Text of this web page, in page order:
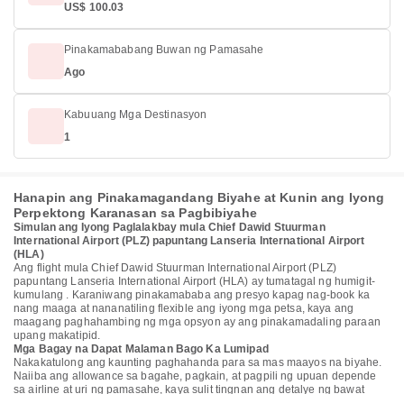
US$ 100.03
Pinakamababang Buwan ng Pamasahe
Ago
Kabuuang Mga Destinasyon
1
Hanapin ang Pinakamagandang Biyahe at Kunin ang Iyong
Perpektong Karanasan sa Pagbibiyahe
Simulan ang Iyong Paglalakbay mula Chief Dawid Stuurman
International Airport (PLZ) papuntang Lanseria International Airport
(HLA)
Ang flight mula Chief Dawid Stuurman International Airport (PLZ)
papuntang Lanseria International Airport (HLA) ay tumatagal ng humigit-
kumulang . Karaniwang pinakamababa ang presyo kapag nag-book ka
nang maaga at nananatiling flexible ang iyong mga petsa, kaya ang
maagang paghahambing ng mga opsyon ay ang pinakamadaling paraan
upang makatipid.
Mga Bagay na Dapat Malaman Bago Ka Lumipad
Nakakatulong ang kaunting paghahanda para sa mas maayos na biyahe.
Naiiba ang allowance sa bagahe, pagkain, at pagpili ng upuan depende
sa airline at uri ng pamasahe, kaya sulit tingnan ang detalye ng bawat